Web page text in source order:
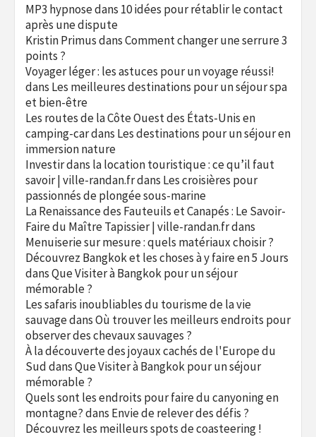
MP3 hypnosedans 10 idées pour rétablir le contact
après une dispute
Kristin PrimusdansComment changer une serrure 3
points ?
Voyager léger : les astuces pour un voyage réussi!
dans Les meilleures destinations pour un séjour spa
et bien-être
Les routes de la Côte Ouest des États-Unis en
camping-cardans Les destinations pour un séjour en
immersion nature
Investir dans la location touristique : ce qu’il faut
savoir | ville-randan.frdans Les croisières pour
passionnés de plongée sous-marine
La Renaissance des Fauteuils et Canapés : Le Savoir-
Faire du Maître Tapissier | ville-randan.frdans
Menuiserie sur mesure : quels matériaux choisir ?
Découvrez Bangkok et les choses à y faire en 5 Jours
dansQue Visiter à Bangkok pour un séjour
mémorable ?
Les safaris inoubliables du tourisme de la vie
sauvagedansOù trouver les meilleurs endroits pour
observer des chevaux sauvages ?
À la découverte des joyaux cachés de l'Europe du
SuddansQue Visiter à Bangkok pour un séjour
mémorable ?
Quels sont les endroits pour faire du canyoning en
montagne?dans Envie de relever des défis ?
Découvrez les meilleurs spots de coasteering !